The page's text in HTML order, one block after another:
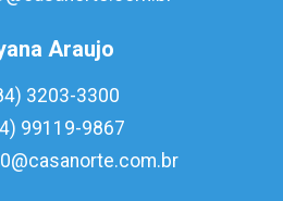
Araujo
3203-3300
99119-9867